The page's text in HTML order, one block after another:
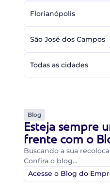
Florianópolis
São José dos Campos
Todas as cidades
Blog
Esteja sempre
frente com o
Buscando a sua
Confira o blog…
Acesse o Blog do